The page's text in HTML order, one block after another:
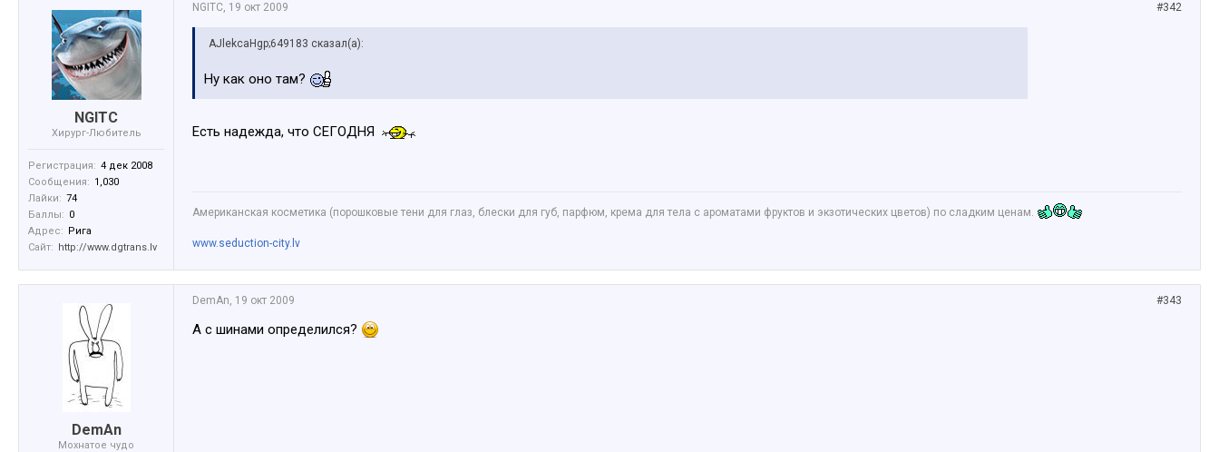
NGITC
Хирург-Любитель
Регистрация: 4 дек 2008
Сообщения: 1,030
Лайки: 74
Баллы: 0
Адрес: Рига
Сайт: http://www.dgtrans.lv
#342
NGITC, 19 окт 2009
AJlekcaHgp;649183 сказал(а):
Ну как оно там?
Есть надежда, что СЕГОДНЯ
Американская косметика (порошковые тени для глаз, блески для губ, парфюм, крема для тела с ароматами фруктов и экзотических цветов) по сладким ценам.
www.seduction-city.lv
DemAn
Мохнатое чудо
#343
DemAn, 19 окт 2009
А с шинами определился?